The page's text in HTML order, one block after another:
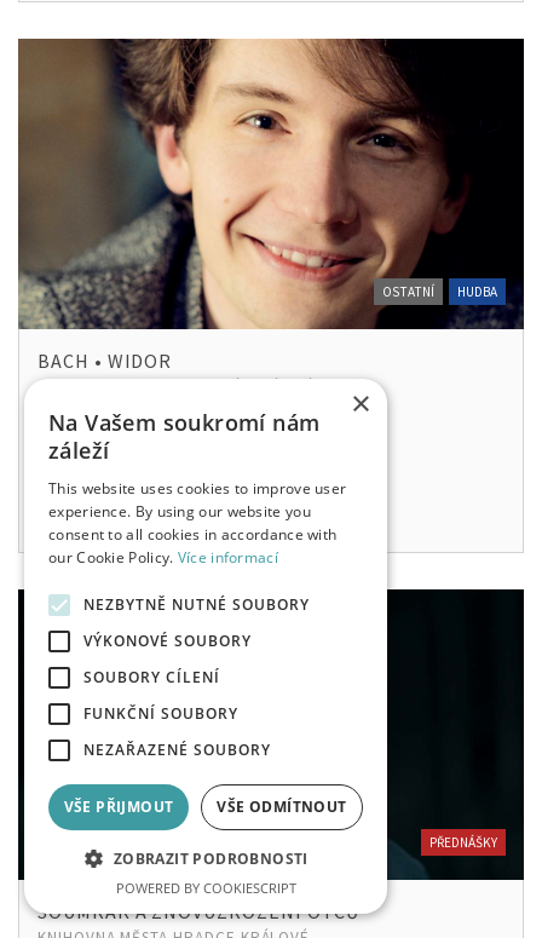
OSTATNÍ HUDBA
BACH • WIDOR
FILHARMONIE HRADEC KRÁLOVÉ - SÁL
230 - 460 KČ
ne, 4. 10. 2026
PŘEDNÁŠKY
SOUMRAK A ZNOVUZROZENÍ OTCŮ
×
Na Vašem soukromí nám
záleží
This website uses cookies to improve user
experience. By using our website you
consent to all cookies in accordance with
our Cookie Policy. Více informací
NEZBYTNĚ NUTNÉ SOUBORY
VÝKONOVÉ SOUBORY
SOUBORY CÍLENÍ
FUNKČNÍ SOUBORY
NEZAŘAZENÉ SOUBORY
VŠE PŘIJMOUT VŠE ODMÍTNOUT
ZOBRAZIT PODROBNOSTI
POWERED BY COOKIESCRIPT